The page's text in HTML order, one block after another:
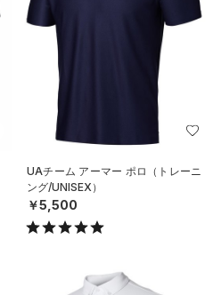
UAチーム アーマー ポロ（トレーニ
ング/UNISEX）
￥5,500